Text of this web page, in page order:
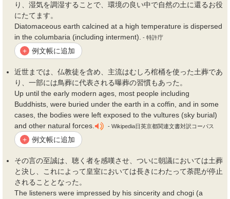
り、湿気を調湿することで、環境の良い中で自然の土に還るお役
にたてます。
Diatomaceous earth calcined at a high temperature is dispersed
in the columbaria (including interment).
- 特許庁
+ 例文帳に追加
近世までは、仏教徒を含め、主流はむしろ棺桶を使った土葬であ
り、一部には鳥葬に代表される曝葬の習慣もあった。
Up until the early modern ages, most people including
Buddhists, were buried under the earth in a coffin, and in some
cases, the bodies were left exposed to the vultures (sky burial)
and other natural forces.
- Wikipedia日英京都関連文書対訳コーパス
+ 例文帳に追加
その言の至誠は、聴く者を感嘆させ、ついに朝議においては土葬
と決し、これによって皇室においては長きにわたって荼毘が停止
されることとなった。
The listeners were impressed by his sincerity and chogi (a